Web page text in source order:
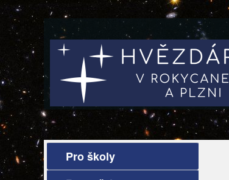
Pro školy